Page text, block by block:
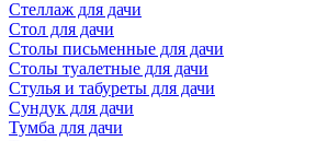
Стеллаж для дачи
Стол для дачи
Столы письменные для дачи
Столы туалетные для дачи
Стулья и табуреты для дачи
Сундук для дачи
Тумба для дачи